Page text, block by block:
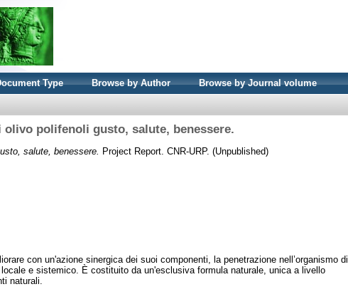
Type Browse by Author Browse by Journal volume
olivo polifenoli gusto, salute, benessere.
salute, benessere. Project Report. CNR-URP. (Unpublished)
con un'azione sinergica dei suoi componenti, la penetrazione nell’organismo di
e sistemico. È costituito da un'esclusiva formula naturale, unica a livello
naturali.